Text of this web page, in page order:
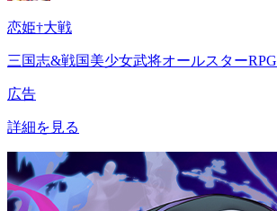
恋姫†大戦
三国志&戦国美少女武将オールスターRPG
広告
詳細を見る